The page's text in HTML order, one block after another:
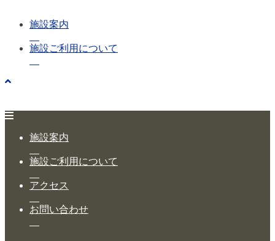
施設案内
施設ご利用について
施設案内
施設ご利用について
アクセス
お問い合わせ